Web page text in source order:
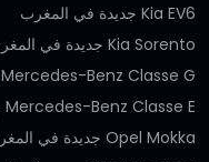
Kia EV6 جديدة في المغرب
Kia Sorento جديدة في المغرب
Mercedes-Benz Classe G جديدة في المغرب
Mercedes-Benz Classe E جديدة في المغرب
Opel Mokka جديدة في المغرب